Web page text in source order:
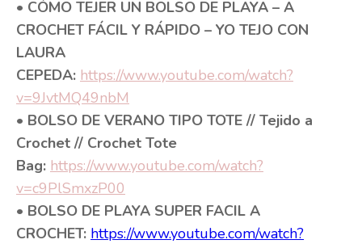
• CÓMO TEJER UN BOLSO DE PLAYA – A
CROCHET FÁCIL Y RÁPIDO – YO TEJO CON
LAURA
CEPEDA: https://www.youtube.com/watch?
v=9JvtMQ49nbM
• BOLSO DE VERANO TIPO TOTE // Tejido a
Crochet // Crochet Tote
Bag: https://www.youtube.com/watch?
v=c9PlSmxzP00
• BOLSO DE PLAYA SUPER FACIL A
CROCHET: https://www.youtube.com/watch?